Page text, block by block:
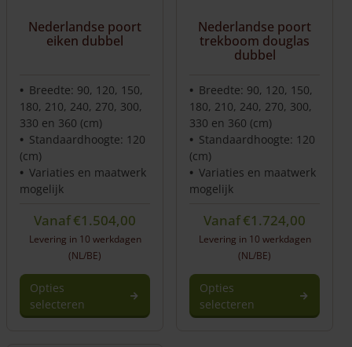
Nederlandse poort
eiken dubbel
Breedte: 90, 120, 150,
180, 210, 240, 270, 300,
330 en 360 (cm)
Standaardhoogte: 120
(cm)
Variaties en maatwerk
mogelijk
Vanaf€1.504,00
Levering in 10 werkdagen
(NL/BE)
Opties
selecteren
Nederlandse poort
trekboom douglas
dubbel
Breedte: 90, 120, 150,
180, 210, 240, 270, 300,
330 en 360 (cm)
Standaardhoogte: 120
(cm)
Variaties en maatwerk
mogelijk
Vanaf€1.724,00
Levering in 10 werkdagen
(NL/BE)
Opties
selecteren